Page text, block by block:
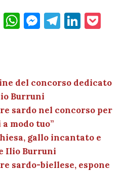
W
A
p
p
M
g
er
T
a
Li
dI et
del concorso dedicato
Burruni
sardo nel concorso per
modo tuo”
gallo incantato e
Ilio Burruni
sardo-biellese, espone